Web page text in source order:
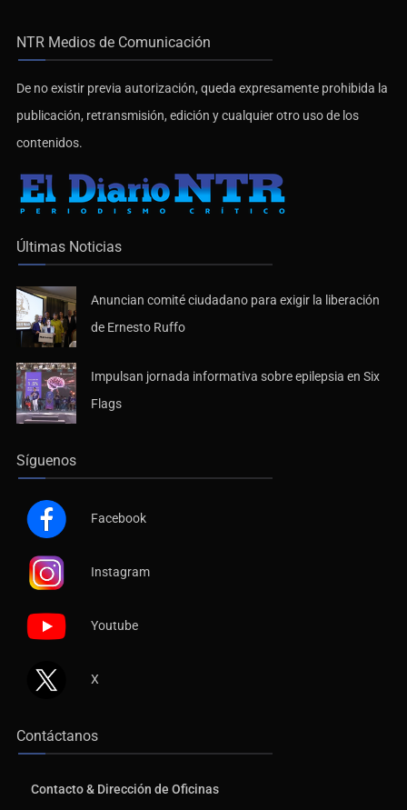
NTR Medios de Comunicación
De no existir previa autorización, queda expresamente prohibida la
publicación, retransmisión, edición y cualquier otro uso de los
contenidos.
Últimas Noticias
Anuncian comité ciudadano para exigir la liberación
de Ernesto Ruffo
Impulsan jornada informativa sobre epilepsia en Six
Flags
Síguenos
Facebook
Instagram
Youtube
X
Contáctanos
Contacto & Dirección de Oficinas